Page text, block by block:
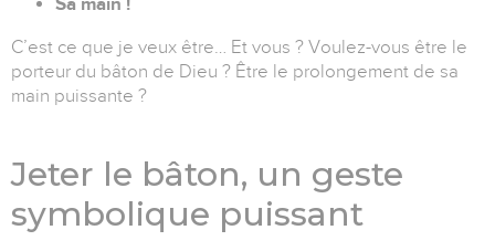
C’est ce que je veux être… Et vous ? Voulez-vous être le
porteur du bâton de Dieu ? Être le prolongement de sa
main puissante ?
Jeter le bâton, un geste
symbolique puissant